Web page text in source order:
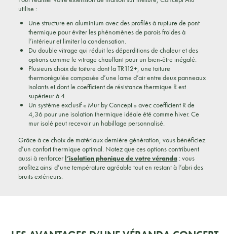
utilise :
Une structure en aluminium avec des profilés à rupture de pont
thermique pour éviter les phénomènes de parois froides à
l’intérieur et limiter la condensation.
Du double vitrage qui réduit les déperditions de chaleur et des
options comme le vitrage chauffant pour un bien-être inégalé.
Plusieurs choix de toiture dont la TR112+, une toiture
thermorégulée composée d’une lame d’air entre deux panneaux
isolants et dont le coefficient de résistance thermique R est
supérieur à 4.
Un système exclusif « Mur by Concept » avec coefficient R de
4,36 pour une isolation thermique idéale été comme hiver. Ce
mur isolé peut recevoir un habillage personnalisé.
Grâce à ce choix de matériaux dernière génération, vous bénéficiez
d’un confort thermique optimal. Notez que ces options contribuent
aussi à renforcerl’isolation phonique de votre véranda: vous
profitez ainsi d’une température agréable tout en restant à l’abri des
bruits extérieurs.